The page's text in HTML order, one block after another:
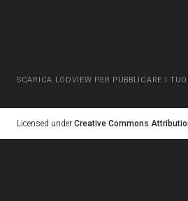
SCARICA LODVIEW PER PUBBLICARE I
Licensed under Creative Commons